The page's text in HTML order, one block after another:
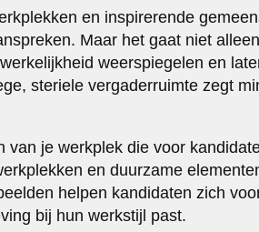
en inspirerende
Maar het gaat niet
weerspiegelen en
steriele vergaderruimte zegt
van je werkplek die voor
en duurzame
helpen kandidaten zich
bij hun werkstijl past.